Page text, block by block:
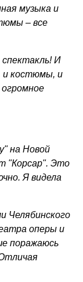
музыка и
– все
спектакль! И
и костюмы, и
на Новой
"Корсар". Это
Я видела
Челябинского
оперы и
поражаюсь